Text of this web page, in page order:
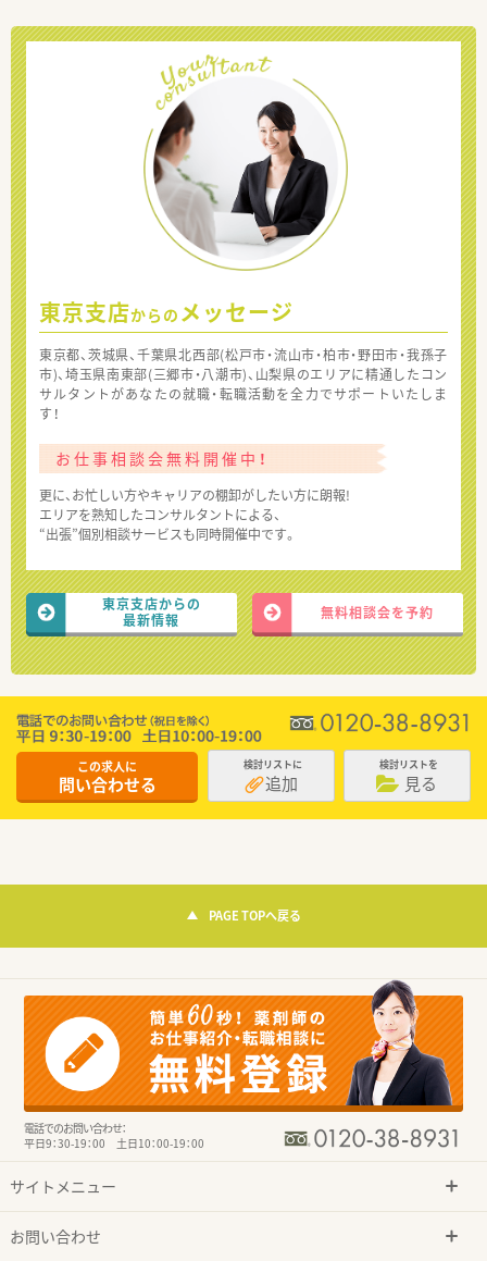
東京支店からの メッセージ
東京都、茨城県、千葉県北西部(松戸市・流山市・柏市・野田市・我孫子
市)、埼玉県南東部(三郷市・八潮市)、山梨県のエリアに精通したコン
サルタントがあなたの就職・転職活動を全力でサポートいたしま
す！
お仕事相談会無料開催中！
更に、お忙しい方やキャリアの棚卸がしたい方に朗報!
エリアを熟知したコンサルタントによる、
“出張”個別相談サービスも同時開催中です。
東京支店からの
最新情報
無料相談会を予約
この求人に
問い合わせる
検討リストに
追加
検討リストを
見る
PAGE TOPへ戻る
電話でのお問い合わせ：
平日9：30-19：00 土日10：00-19：00
サイトメニュー
お問い合わせ